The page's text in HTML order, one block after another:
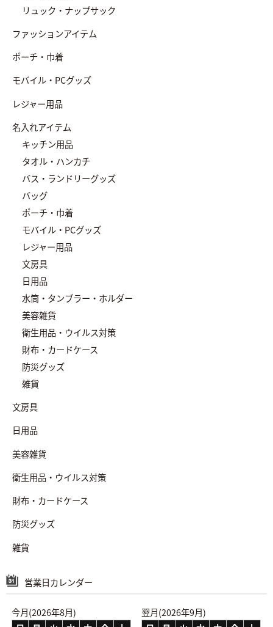
リュック・ナップサック
ファッションアイテム
ポーチ・巾着
モバイル・PCグッズ
レジャー用品
名入れアイテム
キッチン用品
タオル・ハンカチ
バス・ランドリーグッズ
バッグ
ポーチ・巾着
モバイル・PCグッズ
レジャー用品
文房具
日用品
水筒・タンブラー・ホルダー
美容雑貨
衛生用品・ウイルス対策
財布・カードケース
防災グッズ
雑貨
文房具
日用品
美容雑貨
衛生用品・ウイルス対策
財布・カードケース
防災グッズ
雑貨
営業日カレンダー
今月(2026年8月)
翌月(2026年9月)